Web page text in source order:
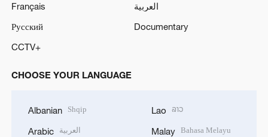
Français
العربية
Русский
Documentary
CCTV+
CHOOSE YOUR LANGUAGE
Albanian Shqip
Arabic العربية
Lao ລາວ
Malay Bahasa Melayu